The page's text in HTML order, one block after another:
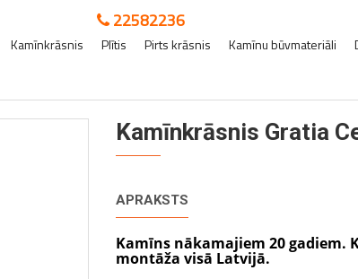
22582236
Kamīnkrāsnis Plītis Pirts krāsnis Kamīnu būvmateriāli
Kamīnkrāsnis Gratia
APRAKSTS
Kamīns nākamajiem 20 gadiem.
montāža visā Latvijā.